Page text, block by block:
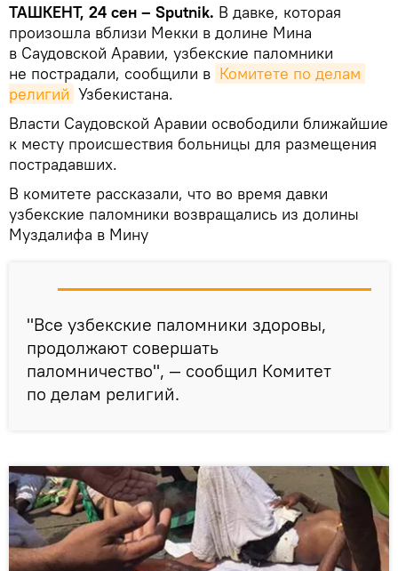
ТАШКЕНТ, 24 сен – Sputnik. В давке, которая
произошла вблизи Мекки в долине Мина
в Саудовской Аравии, узбекские паломники
не пострадали, сообщили в Комитете по делам
религий Узбекистана.
Власти Саудовской Аравии освободили ближайшие
к месту происшествия больницы для размещения
пострадавших.
В комитете рассказали, что во время давки
узбекские паломники возвращались из долины
Муздалифа в Мину
"Все узбекские паломники здоровы,
продолжают совершать
паломничество", — сообщил Комитет
по делам религий.